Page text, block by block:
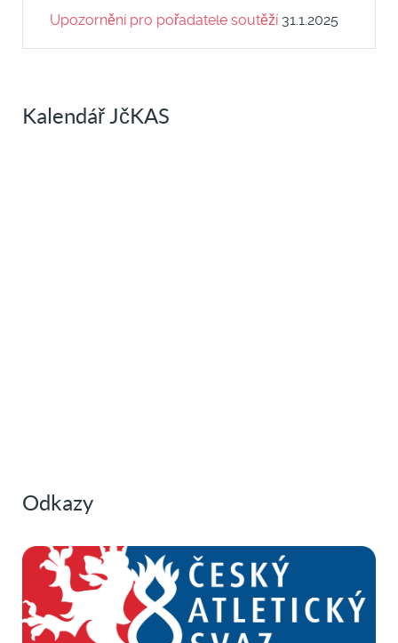
Upozornění pro pořadatele soutěží 31.1.2025
Kalendář JčKAS
Odkazy